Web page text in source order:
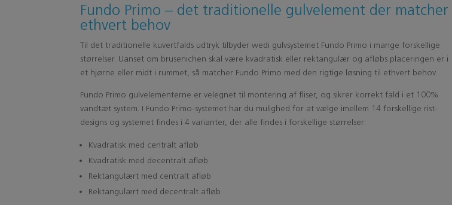
Fundo Primo – det traditionelle gulvelement der matcher
ethvert behov
Til det traditionelle kuvertfalds udtryk tilbyder wedi gulvsystemet Fundo Primo i mange forskellige
størrelser. Uanset om brusenichen skal være kvadratisk eller rektangulær og afløbs placeringen er i
et hjørne eller midt i rummet, så matcher Fundo Primo med den rigtige løsning til ethvert behov.
Fundo Primo gulvelementerne er velegnet til montering af fliser, og sikrer korrekt fald i et 100%
vandtæt system. I Fundo Primo-systemet har du mulighed for at vælge imellem 14 forskellige rist-
designs og systemet findes i 4 varianter, der alle findes i forskellige størrelser:
Kvadratisk med centralt afløb
Kvadratisk med decentralt afløb
Rektangulært med centralt afløb
Rektangulært med decentralt afløb